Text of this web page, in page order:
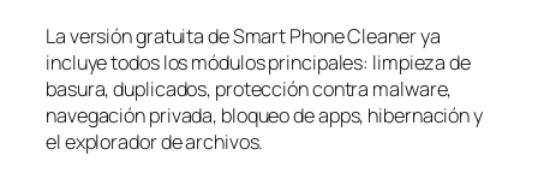
La versión gratuita de Smart Phone Cleaner ya
incluye todos los módulos principales: limpieza de
basura, duplicados, protección contra malware,
navegación privada, bloqueo de apps, hibernación y
el explorador de archivos.